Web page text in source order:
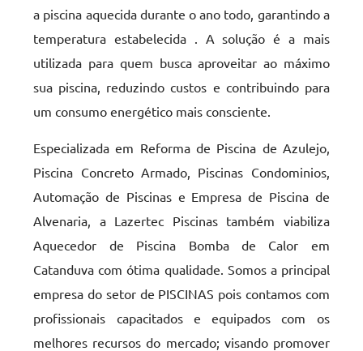
a piscina aquecida durante o ano todo, garantindo a
temperatura estabelecida . A solução é a mais
utilizada para quem busca aproveitar ao máximo
sua piscina, reduzindo custos e contribuindo para
um consumo energético mais consciente.
Especializada em Reforma de Piscina de Azulejo,
Piscina Concreto Armado, Piscinas Condominios,
Automação de Piscinas e Empresa de Piscina de
Alvenaria, a Lazertec Piscinas também viabiliza
Aquecedor de Piscina Bomba de Calor em
Catanduva com ótima qualidade. Somos a principal
empresa do setor de PISCINAS pois contamos com
profissionais capacitados e equipados com os
melhores recursos do mercado; visando promover